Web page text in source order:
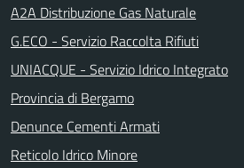
A2A Distribuzione Gas Naturale
G.ECO - Servizio Raccolta Rifiuti
UNIACQUE - Servizio Idrico Integrato
Provincia di Bergamo
Denunce Cementi Armati
Reticolo Idrico Minore